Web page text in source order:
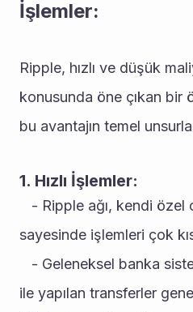
İşlemler:
Ripple, hızlı ve düşük
konusunda öne çıkan bir
bu avantajın temel
1. Hızlı İşlemler:
sayesinde işlemleri çok
ile yapılan transferler